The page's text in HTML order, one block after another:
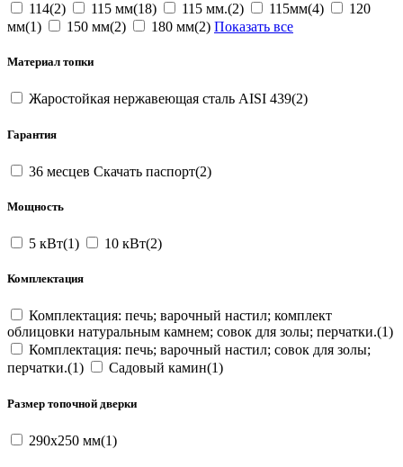
114(2) 115 мм(18) 115 мм.(2) 115мм(4)
120
мм(1)
150 мм(2) 180 мм(2) Показать все
Материал топки
Жаростойкая нержавеющая сталь AISI 439(2)
Гарантия
36 месцев Скачать паспорт(2)
Мощность
5 кВт(1) 10 кВт(2)
Комплектация
Комплектация: печь; варочный настил; комплект
облицовки натуральным камнем; совок для золы; перчатки.(1)
Комплектация: печь; варочный настил; совок для золы;
перчатки.(1)
Садовый камин(1)
Размер топочной дверки
290х250 мм(1)